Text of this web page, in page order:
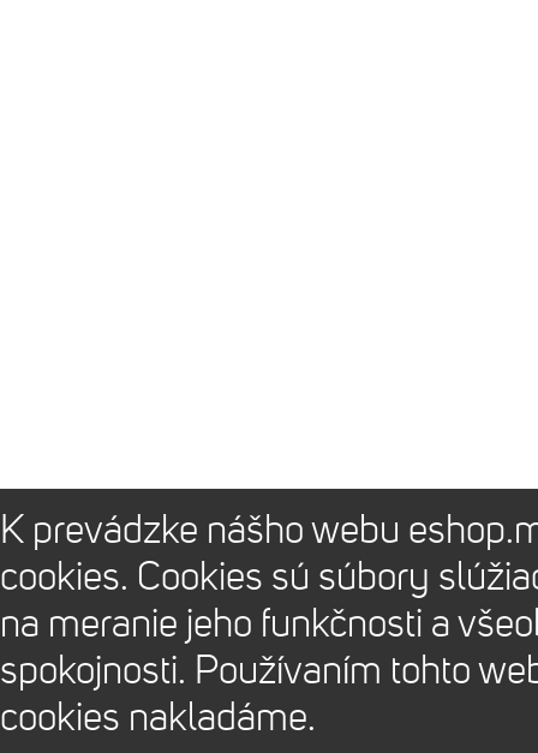
K prevádzke nášho webu
cookies. Cookies sú súbory
na meranie jeho funkčnosti a
spokojnosti. Používaním tohto
cookies nakladáme.